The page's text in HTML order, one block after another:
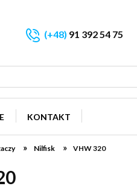
(+48) 91 392 54 75
KONTAKT
» Nilfisk » VHW 320